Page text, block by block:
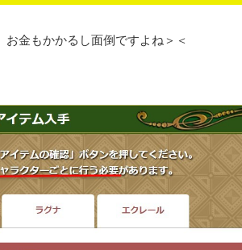
金もかかるし面倒ですよね＞＜